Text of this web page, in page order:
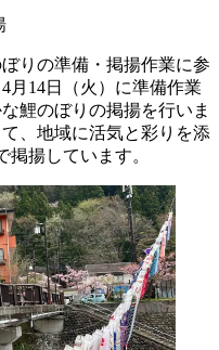
りの準備・掲揚作業に参
月14日（火）に準備作業
鯉のぼりの掲揚を行いま
、地域に活気と彩りを添
掲揚しています。